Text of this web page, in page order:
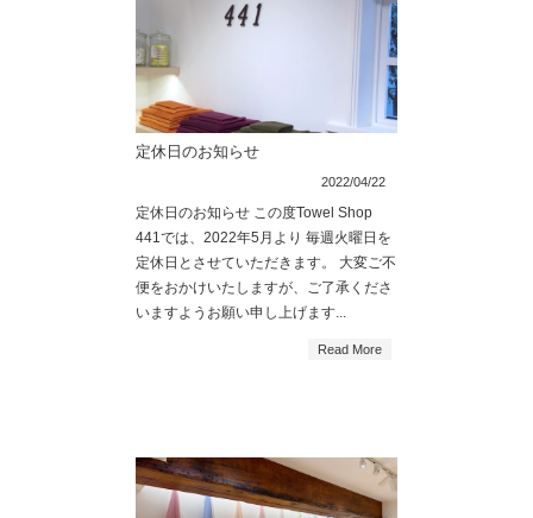
定休日のお知らせ
2022/04/22
定休日のお知らせ この度Towel Shop
441では、2022年5月より 毎週火曜日を
定休日とさせていただきます。 大変ご不
便をおかけいたしますが、ご了承くださ
いますようお願い申し上げます...
Read More